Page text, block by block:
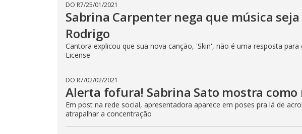
DO R7/25/01/2021
Sabrina Carpenter nega que música
Rodrigo
Cantora explicou que sua nova canção, 'Skin', não é uma resposta
License'
DO R7/02/02/2021
Alerta fofura! Sabrina Sato mostra
Em post na rede social, apresentadora aparece em poses pra lá de
atrapalhar a concentração